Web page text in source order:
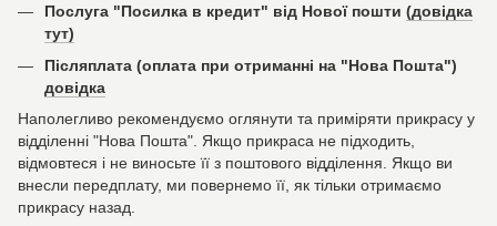
Послуга "Посилка в кредит" від Нової пошти (довідка
тут)
Післяплата (оплата при отриманні на "Нова Пошта")
довідка
Наполегливо рекомендуємо оглянути та приміряти прикрасу у
відділенні "Нова Пошта". Якщо прикраса не підходить,
відмовтеся і не виносьте її з поштового відділення. Якщо ви
внесли передплату, ми повернемо її, як тільки отримаємо
прикрасу назад.